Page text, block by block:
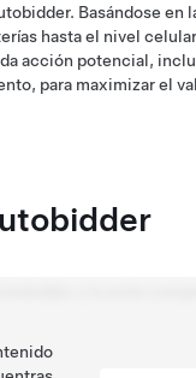
Basándose en
hasta el nivel
acción potencial,
para maximizar el